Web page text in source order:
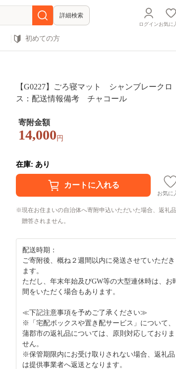
詳細検索
ログインお気に
初めての方
【G0227】ごろ寝マット シャンブレークロ
ス：配送情報備考 チャコール
寄附金額
14,000 円
在庫: あり
お気に
現在お住まいの自治体へ寄附申込いただいた場合、返礼
贈答されません。
配送時期：
ご寄附後、概ね２週間以内に発送させていただき
ます。
ただし、年末年始及びGW等の大型連休時は、お
間をいただく場合もあります。
≪下記注意事項を予めご了承ください≫
※「宅配ボックスや置き配サービス」について、
蒲郡市の返礼品については、原則対応しておりま
せん。
※保管期限内にお受け取りされない場合、返礼品
は提供事業者へ返送となります。